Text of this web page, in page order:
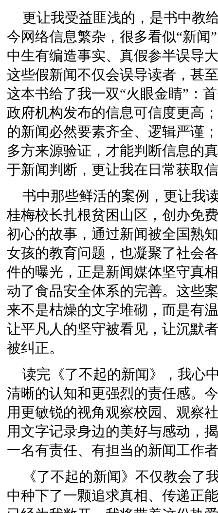
更让我受益匪浅的，是书中教
今网络信息繁杂，很多看似“新闻
中生有编造事实、真假参半误导
这些假新闻不仅会误导读者，甚
这本书给了我一双“火眼金睛”：
政府机构发布的信息可信度更高
的新闻必然要素齐全、逻辑严谨
多方来源验证，才能判断信息的
于新闻判断，更让我在日常获取
书中那些鲜活的案例，更让我
桂梅校长扎根贫困山区，创办免
初心的故事，通过新闻被全国熟
女孩的教育问题，也凝聚了社会
件的曝光，正是新闻媒体坚守真
动了食品安全体系的完善。这些
来不是枯燥的文字堆砌，而是
让平凡人的坚守被看见，让沉默
被纠正。
读完《了不起的新闻》，我心
清晰的认知和更强烈的责任感。
用更敏锐的视角观察校园、观察
用文字记录身边的美好与感动，
一名有责任、有担当的新闻工作
《了不起的新闻》不仅教会了
中种下了一颗追求真相、传递正